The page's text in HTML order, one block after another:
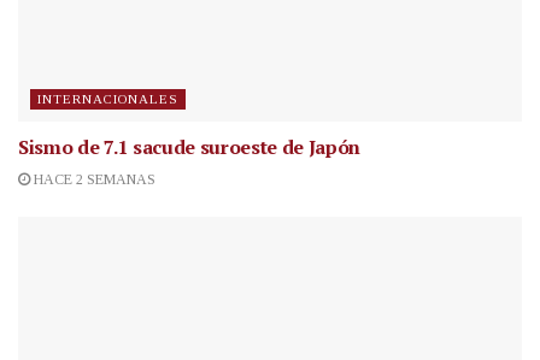
INTERNACIONALES
Sismo de 7.1 sacude suroeste de Japón
HACE 2 SEMANAS